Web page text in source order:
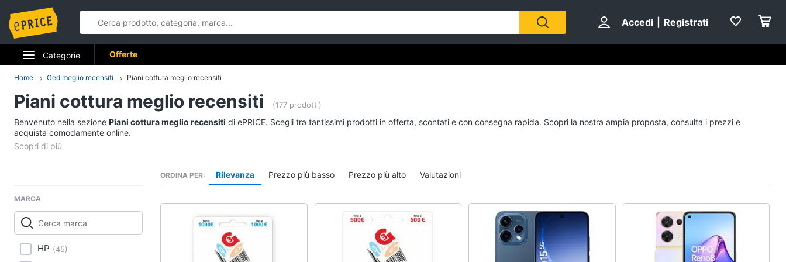
Accedi Registrati
Categorie
Elettrodomestici
Informatica
Telefonia
Smart home
Videogiochi
Audio e musica
Offerte
Home Ged meglio recensiti Piani cottura meglio recensiti
Piani cottura meglio recensiti (177 prodotti)
Benvenuto nella sezione Piani cottura meglio recensiti di ePRICE. Scegli tra tantissimi prodotti in offerta, scontati e con consegna rapida. Scopri la nostra ampia proposta, consulta i prezzi e
acquista comodamente online.
MARCA
HP (45)
ORDINA PER Rilevanza Prezzo più basso Prezzo più alto Valutazioni